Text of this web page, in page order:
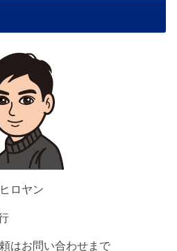
ヒロヤン
はお問い合わせまで